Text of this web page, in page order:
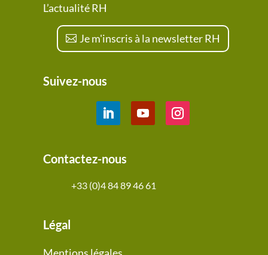
L’actualité RH
Je m'inscris à la newsletter RH
Suivez-nous
Contactez-nous
+33 (0)4 84 89 46 61
Légal